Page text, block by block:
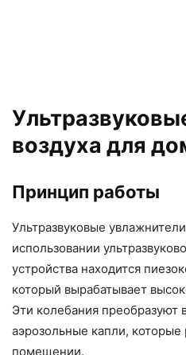
воздуха для
Принцип работы
Ультразвуковые
использовании
устройства находится
который вырабатывает
Эти колебания преобразуют
аэрозольные капли,
помещении.